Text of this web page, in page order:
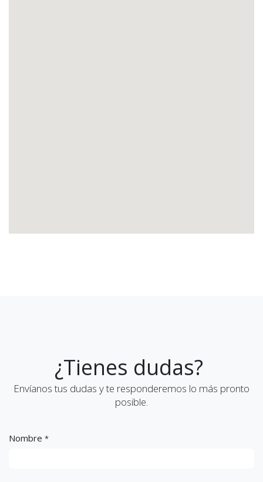
¿Tienes dudas?
Envíanos tus dudas y te responderemos lo más pronto
posible.
Nombre *